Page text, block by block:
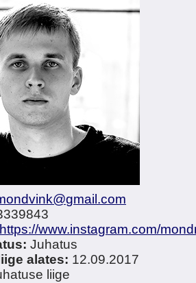
@gmail.com
https://www.instagram.com/
Juhatus
alates: 12.09.2017
liige